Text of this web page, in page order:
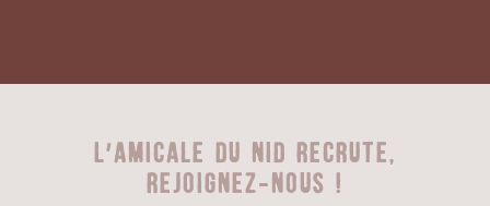
L'Amicale du Nid recrute,
rejoignez-nous !